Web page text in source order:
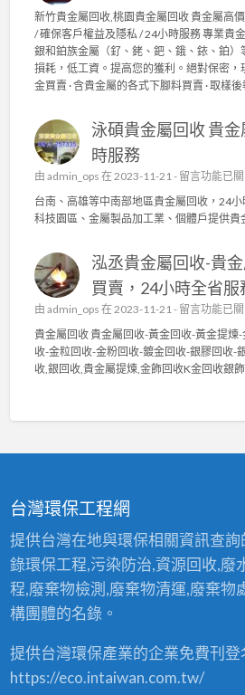
,
工
廠
水
電
繕
,
庭
水
電
〉
〈
屬
園
新竹貴金屬回收,桃園貴金屬回收 貴金屬高
/ 確保客戶權益及隱私 / 24小時服務 專業貴
銀和鉑族金屬（釕、銠、鈀、鋨、銥、鉑
損耗，低工資。提高您的獲利。絕對保密，
金買賣 · 含貴金屬的各式下腳料買賣 · 取樣後
泳碩貴金屬回收 貴
時服務
由 admin_ops 在 2023-11-21 - 在
〈
泳
碩
金
屬
回
收
貴
金
屬
2
務
中
留言功能已關
台南、高雄等中南部地區貴金屬回收，24小
科技園區、金屬製品加工業、個體戶提供貴
泓丞貴金屬回收-貴
買賣，24小時全省服
由 admin_ops 在 2023-11-21 - 在
〈
泓
丞
貴
回
收
、
收
購
賣
，
2
留言功能已關
貴金屬回收 貴金屬回收-黃金回收-黃金提煉
收-金粒回收-金粉回收-鍍金回收-銀膠回收-
收,銀回收,貴金屬提煉,金飾回收K金回收銀
台灣環保工程網
提供台灣在地與環保相關資訊查
錄環保工程,污染防治,資源回收,廢
程,廢棄物檢測,廢棄物清運,廢棄物
構團體的名錄。
提供台灣環保產業的企業免費刊登
https://eco.intaiwan.com.tw/